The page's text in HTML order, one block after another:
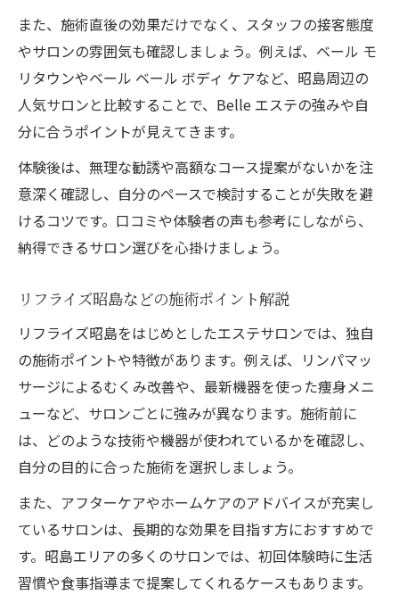
また、施術直後の効果だけでなく、スタッフの接客態度
やサロンの雰囲気も確認しましょう。例えば、ベール モ
リタウンやベール ベール ボディ ケアなど、昭島周辺の
人気サロンと比較することで、Belle エステの強みや自
分に合うポイントが見えてきます。
体験後は、無理な勧誘や高額なコース提案がないかを注
意深く確認し、自分のペースで検討することが失敗を避
けるコツです。口コミや体験者の声も参考にしながら、
納得できるサロン選びを心掛けましょう。
リフライズ昭島などの施術ポイント解説
リフライズ昭島をはじめとしたエステサロンでは、独自
の施術ポイントや特徴があります。例えば、リンパマッ
サージによるむくみ改善や、最新機器を使った痩身メニ
ューなど、サロンごとに強みが異なります。施術前に
は、どのような技術や機器が使われているかを確認し、
自分の目的に合った施術を選択しましょう。
また、アフターケアやホームケアのアドバイスが充実し
ているサロンは、長期的な効果を目指す方におすすめで
す。昭島エリアの多くのサロンでは、初回体験時に生活
習慣や食事指導まで提案してくれるケースもあります。